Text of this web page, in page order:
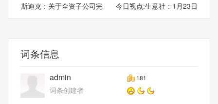
斯迪克：关于全资子公司完
今日视点:生意社：1月23日
词条信息
admin 181
词条创建者